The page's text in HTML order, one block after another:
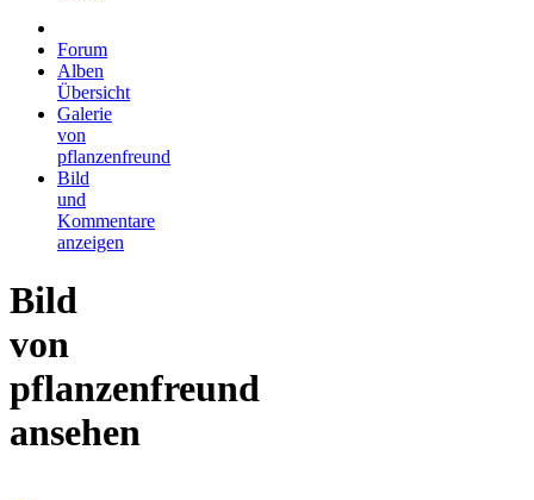
Forum
Alben
Übersicht
Galerie
von
pflanzenfreund
Bild
und
Kommentare
anzeigen
Bild
von
pflanzenfreund
ansehen